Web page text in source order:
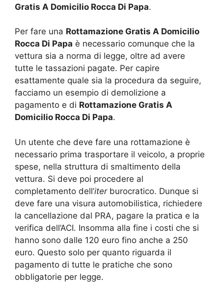
Gratis A Domicilio Rocca Di Papa.
Per fare una Rottamazione Gratis A Domicilio
Rocca Di Papa è necessario comunque che la
vettura sia a norma di legge, oltre ad avere
tutte le tassazioni pagate. Per capire
esattamente quale sia la procedura da seguire,
facciamo un esempio di demolizione a
pagamento e di Rottamazione Gratis A
Domicilio Rocca Di Papa.
Un utente che deve fare una rottamazione è
necessario prima trasportare il veicolo, a proprie
spese, nella struttura di smaltimento della
vettura. Si deve poi procedere al
completamento dell’iterburocratico. Dunque si
deve fare una visura automobilistica, richiedere
la cancellazione dal PRA, pagare la pratica e la
verifica dell’ACI. Insomma alla fine i costi che si
hanno sono dalle 120 euro fino anche a 250
euro. Questo solo per quanto riguarda il
pagamento di tutte le pratiche che sono
obbligatorie per legge.